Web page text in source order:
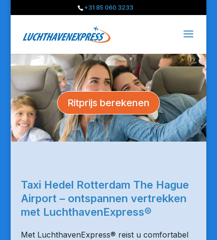
+31 85 060 3233
Ritprijs berekenen
Taxi Hedel Rotterdam The Hague
Airport – ontspannen vertrekken
met LuchthavenExpress®
Met LuchthavenExpress® reist u comfortabel